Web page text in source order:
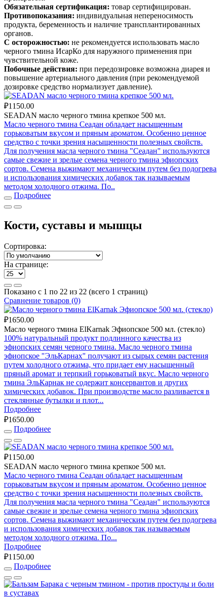
Обязательная сертификация: товар сертифицирован.
Противопоказания: индивидуальная непереносимость
продукта, беременность и наличие трансплантированных
органов.
С осторожностью: не рекомендуется использовать масло
черного тмина ИсарКо для наружного применения при
чувствительной коже.
Побочные действия: при передозировке возможна диарея и
повышение артериального давления (при рекомендуемой
дозировке средство нормализует давление).
₽1150.00
SEADAN масло черного тмина крепкое 500 мл.
Масло черного тмина Сеадан обладает насыщенным
горьковатым вкусом и пряным ароматом. Особенно ценное
средство с точки зрения насыщенности полезных свойств.
Для получения масла черного тмина "Сеадан" используются
самые свежие и зрелые семена черного тмина эфиопских
сортов. Семена выжимают механическим путем без подогрева
и использования химических добавок так называемым
методом холодного отжима. По..
Подробнее
Кости, суставы и мышцы
Сортировка:
На странице:
Показано с 1 по 22 из 22 (всего 1 страниц)
Сравнение товаров (0)
₽1650.00
Масло черного тмина ElKarnak Эфиопское 500 мл. (стекло)
100% натуральный продукт подлинного качества из
эфиопских семян черного тмина. Масло черного тмина
эфиопское "ЭльКарнах" получают из сырых семян растения
путем холодного отжима, что придает ему насыщенный
пряный аромат и терпкий горьковатый вкус. Масло черного
тмина ЭльКарнак не содержит консервантов и других
химических добавок. При производстве масло разливается в
стеклянные бутылки и плот...
Подробнее
₽1650.00
Подробнее
₽1150.00
SEADAN масло черного тмина крепкое 500 мл.
Масло черного тмина Сеадан обладает насыщенным
горьковатым вкусом и пряным ароматом. Особенно ценное
средство с точки зрения насыщенности полезных свойств.
Для получения масла черного тмина "Сеадан" используются
самые свежие и зрелые семена черного тмина эфиопских
сортов. Семена выжимают механическим путем без подогрева
и использования химических добавок так называемым
методом холодного отжима. По...
Подробнее
₽1150.00
Подробнее